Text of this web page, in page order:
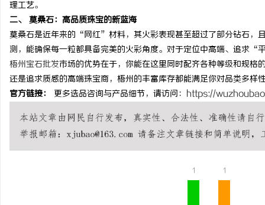
理工艺。
二、 莫桑石：高品质珠宝的新蓝海
莫桑石是近年来的“网红”材料，其火彩表现甚至超过了部分钻石，
测，能确保每一粒都具备完美的火彩角度。对于定位中高端、追求
梧州宝石批发市场的优势在于，你能在这里同时配齐各种等级和规
还是追求质感的高端珠宝商，梧州的丰富库存都能满足你对品类多样
官方链接：
更多选品咨询与产品细节，请访问： https://
1 1